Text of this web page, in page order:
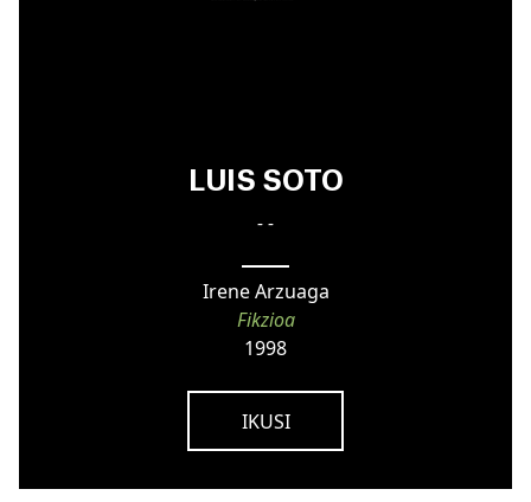
LUIS SOTO
- -
Irene Arzuaga
Fikzioa
1998
IKUSI